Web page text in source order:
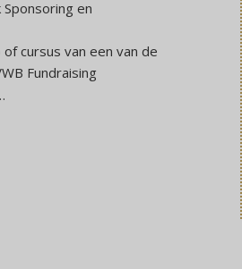
en
cursus van een van de
Fundraising